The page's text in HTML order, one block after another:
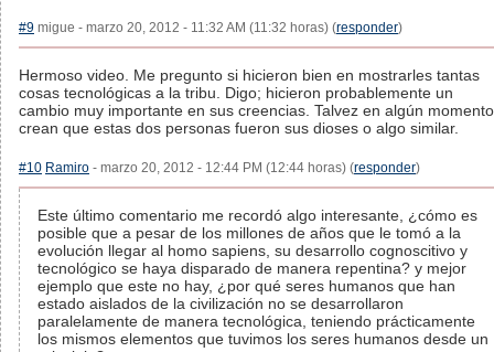
#9 migue - marzo 20, 2012 - 11:32 AM (11:32 horas) (responder)
Hermoso video. Me pregunto si hicieron bien en mostrarles tantas
cosas tecnológicas a la tribu. Digo; hicieron probablemente un
cambio muy importante en sus creencias. Talvez en algún momento
crean que estas dos personas fueron sus dioses o algo similar.
#10 Ramiro - marzo 20, 2012 - 12:44 PM (12:44 horas) (responder)
Este último comentario me recordó algo interesante, ¿cómo es
posible que a pesar de los millones de años que le tomó a la
evolución llegar al homo sapiens, su desarrollo cognoscitivo y
tecnológico se haya disparado de manera repentina? y mejor
ejemplo que este no hay, ¿por qué seres humanos que han
estado aislados de la civilización no se desarrollaron
paralelamente de manera tecnológica, teniendo prácticamente
los mismos elementos que tuvimos los seres humanos desde un